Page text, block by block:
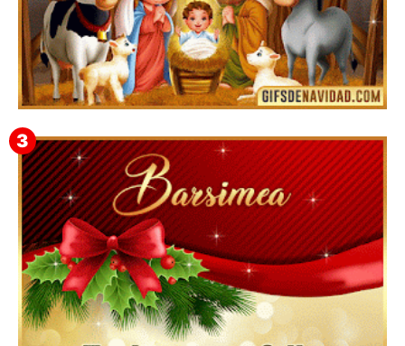
Feliz Navidad y próspero Año Nuevo Gladis